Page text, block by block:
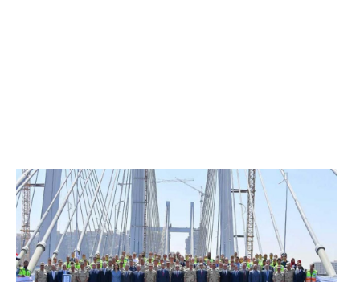
الرئيس عبد الفتاح السيسي يفتتح محور روض الفرج
وكوبري تحيا مصر